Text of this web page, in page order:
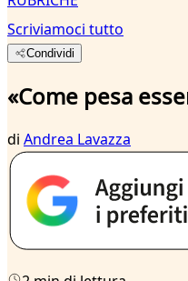
Scriviamoci tutto
Condividi
«Come pesa
di Andrea Lavazza